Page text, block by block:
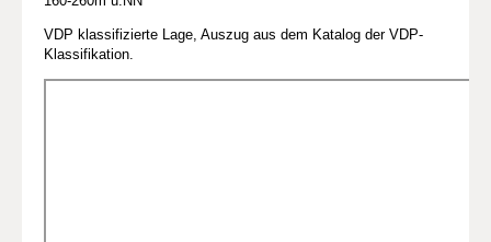
VDP klassifizierte Lage, Auszug aus dem Katalog der VDP-
Klassifikation.